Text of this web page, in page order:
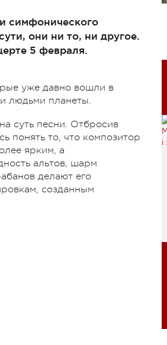
симфонического
они ни то, ни другое.
5 февраля.
уже давно вошли в
людьми планеты.
суть песни. Отбросив
понять то, что композитор
ярким, а
альтов, шарм
делают его
созданным